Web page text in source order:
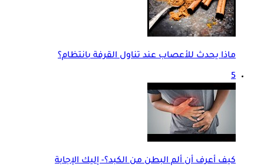
ماذا يحدث للأعصاب عند تناول القرفة بانتظام؟
5
كيف أعرف أن ألم البطن من الكبد؟- إليك الإجابة